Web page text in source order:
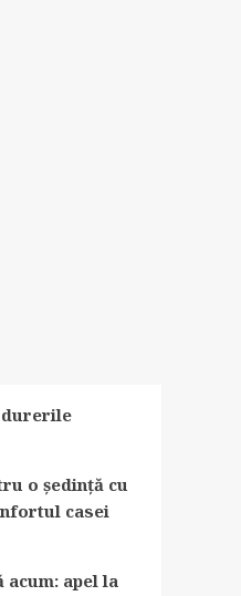
durerile
o ședință cu
casei
apel la